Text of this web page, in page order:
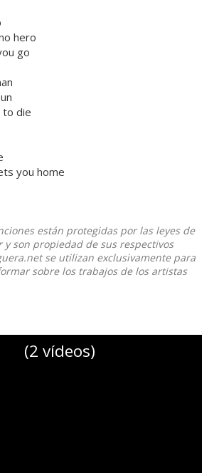
hero
go
to die
you home
están protegidas por las leyes de
y son propiedad de sus respectivos
se utilizan exclusivamente para
sobre los trabajos de los artistas
(2 vídeos)